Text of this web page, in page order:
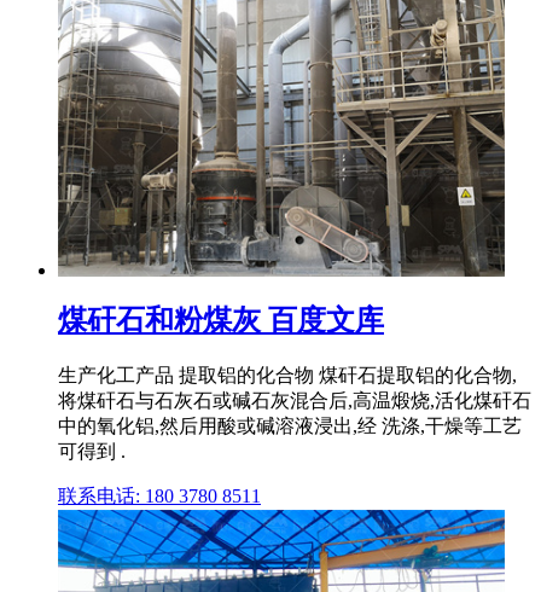
煤矸石和粉煤灰 百度文库
生产化工产品 提取铝的化合物 煤矸石提取铝的化合物,
将煤矸石与石灰石或碱石灰混合后,高温煅烧,活化煤矸石
中的氧化铝,然后用酸或碱溶液浸出,经 洗涤,干燥等工艺
可得到 .
联系电话: 180 3780 8511